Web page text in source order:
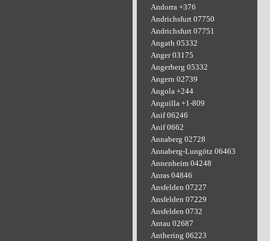
Andorra +376
Andrichsfurt 07750
Andrichsfurt 07751
Angath 05332
Anger 03175
Angerberg 05332
Angern 02739
Angola +244
Anguilla +1-809
Anif 06246
Anif 0662
Annaberg 02728
Annaberg-Lungötz 06463
Annenheim 04248
Anras 04846
Ansfelden 07227
Ansfelden 07229
Ansfelden 0732
Antau 02687
Anthering 06223